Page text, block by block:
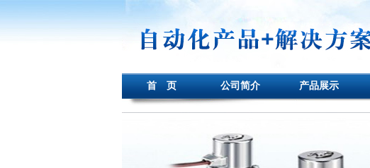
首 页 公司简介 产品展示